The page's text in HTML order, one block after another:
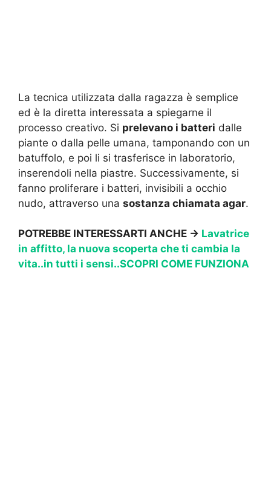
La tecnica utilizzata dalla ragazza è semplice
ed è la diretta interessata a spiegarne il
processo creativo. Si prelevano i batteri dalle
piante o dalla pelle umana, tamponando con un
batuffolo, e poi li si trasferisce in laboratorio,
inserendoli nella piastre. Successivamente, si
fanno proliferare i batteri, invisibili a occhio
nudo, attraverso una sostanza chiamata agar.
POTREBBE INTERESSARTI ANCHE → Lavatrice
in affitto, la nuova scoperta che ti cambia la
vita..in tutti i sensi..SCOPRI COME FUNZIONA